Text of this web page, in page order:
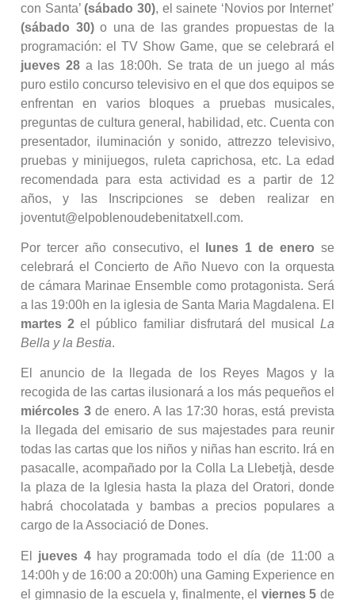
con Santa’(sábado 30), el sainete ‘Novios por Internet’
(sábado 30)o una de las grandes propuestas de la
programación: el TV Show Game, que se celebrará el
jueves 28a las 18:00h. Se trata de un juego al más
puro estilo concurso televisivo en el que dos equipos se
enfrentan en varios bloques a pruebas musicales,
preguntas de cultura general, habilidad, etc. Cuenta con
presentador, iluminación y sonido, attrezzo televisivo,
pruebas y minijuegos, ruleta caprichosa, etc. La edad
recomendada para esta actividad es a partir de 12
años, y las Inscripciones se deben realizar en
joventut@elpoblenoudebenitatxell.com.
Por tercer año consecutivo, el lunes 1 de enero se
celebrará el Concierto de Año Nuevo con la orquesta
de cámara Marinae Ensemble como protagonista. Será
a las 19:00h en la iglesia de Santa Maria Magdalena. El
martes 2 el público familiar disfrutará del musical La
Bella y la Bestia.
El anuncio de la llegada de los Reyes Magos y la
recogida de las cartas ilusionará a los más pequeños el
miércoles 3de enero. A las 17:30 horas, está prevista
la llegada del emisario de sus majestades para reunir
todas las cartas que los niños y niñas han escrito. Irá en
pasacalle, acompañado por la Colla La Llebetjà, desde
la plaza de la Iglesia hasta la plaza del Oratori, donde
habrá chocolatada y bambas a precios populares a
cargo de la Associació de Dones.
El jueves 4hay programada todo el día (de 11:00 a
14:00h y de 16:00 a 20:00h) una Gaming Experience en
el gimnasio de la escuela y, finalmente, el viernes 5 de